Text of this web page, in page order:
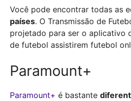
Você pode encontrar todas as
países. O Transmissão de
projetado para ser o aplicativo
de futebol assistirem futebol
Paramount+
Paramount+ é bastante